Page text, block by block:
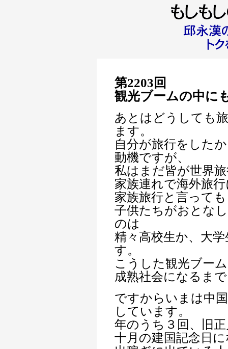
第2203回
観光ブームの中に
あとはどうしても
ます。
自分が旅行をした
動機ですが、
私はまだ皆が世界
家族連れで海外旅
家族旅行と言っても
子供たちがおとな
のは
精々高校生か、大
す。
こうした観光ブー
成熟社会になるま
ですからいまは中
しています。
年のうち３回、旧
十月の建国記念日